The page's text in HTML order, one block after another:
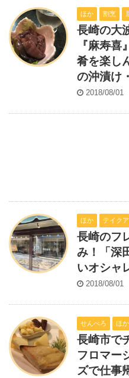
ほか 割烹
長崎の大
『麻寿喜
肴を楽し
の沖漬け
2018/08/01
ほか テイク
長崎のフ
み！「深
いオシャ
2018/08/01
せんべろ ほか
長崎市で
フロマー
ズで仕事